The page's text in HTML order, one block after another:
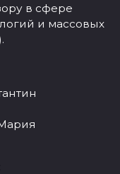
в сфере
и массовых